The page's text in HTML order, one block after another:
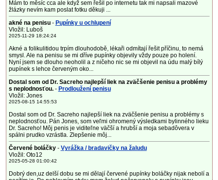
Mám to měsíc cca ale když sem řešil po internetu tak mi napsali mazové
žlázky nevím kam poslat fotku děkuji ...
akné na penisu- Pupínky u ochlupení
Vložil: Luboš
2025-11-29 18:24:24
Akné a folikulitidou trpím dlouhodobě, lékaři odmítají řešit příčinu, to nemá
smysl. Ale na penisu se mi dříve pupínky objevily vždy pouze po holení.
Nyní jsem se dlouho neoholil a z ničeho nic se mi objevil na údu malý bílý
pupínek s lehce červeným oko...
Dostal som od Dr. Sacreho najlepší liek na zväčšenie penisu a problémy
s neplodnosťou.- Prodloužení penisu
Vložil: Jones
2025-08-15 14:55:53
Dostal som od Dr. Sacreho najlepší liek na zväčšenie penisu a problémy s
neplodnosťou. Pán Jones, som veľmi ohromený výsledkami bylinného lieku
Dr. Sacreho! Môj penis je viditeľne väčší a hrubší a moja sebadôvera v
spálni prudko vzrástla. Zlepšenie môj...
Červené boláčky - Vyrážka / bradavičky na žaludu
Vložil: Oto12
2025-05-28 01:00:42
Dobrý den,uz delší dobu se mi dělají červené pupínky boláčky nijak nebolí a